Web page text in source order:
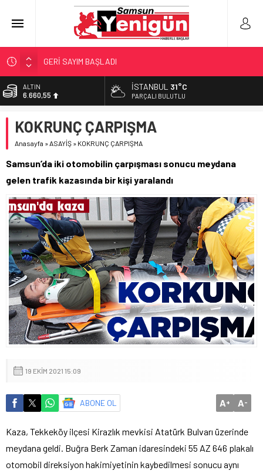
GERİ SAYIM BAŞLADI
SAMSUNSPOR’DA HEDEF 5’İNCİLİK!
‘BAFRA’YA YATIRIM YAPIN!’
YÖNETİCİ SEÇERKEN YAPILAN EN BÜYÜK HATALAR
ALTIN
6.660,55
13.779,39
DOLAR
55,1881
İSTANBUL 31°C
PARÇALI BULUTLU
KOKRUNÇ ÇARPIŞMA
Anasayfa »ASAYİŞ » KOKRUNÇ ÇARPIŞMA
Samsun’da iki otomobilin çarpışması sonucu meydana
gelen trafik kazasında bir kişi yaralandı
19 EKIM 2021 15:09
ABONE OL A+ A-
Kaza, Tekkeköy ilçesi Kirazlık mevkisi Atatürk Bulvarı üzerinde
meydana geldi. Buğra Berk Zaman idaresindeki 55 AZ 646 plakalı
otomobil direksiyon hakimiyetinin kaybedilmesi sonucu aynı